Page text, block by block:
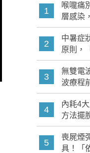
1
喉嚨痛
層感染
2
中暑症
原則，
3
無雙電
波療程
4
內耗4
方法擺
5
喪屍煙
具！「